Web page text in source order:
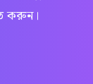
করুন।